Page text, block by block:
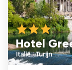
Hotel
Italië/Turijn